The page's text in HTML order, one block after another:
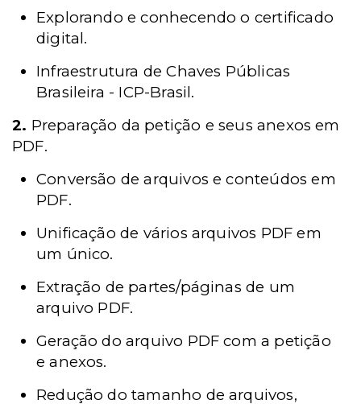
Explorando e conhecendo o certificado
digital.
Infraestrutura de Chaves Públicas
Brasileira - ICP-Brasil.
2. Preparação da petição e seus anexos em
PDF.
Conversão de arquivos e conteúdos em
PDF.
Unificação de vários arquivos PDF em
um único.
Extração de partes/páginas de um
arquivo PDF.
Geração do arquivo PDF com a petição
e anexos.
Redução do tamanho de arquivos,